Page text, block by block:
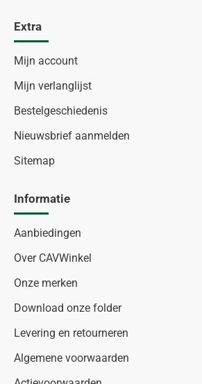
Extra
Mijn account
Mijn verlanglijst
Bestelgeschiedenis
Nieuwsbrief aanmelden
Sitemap
Informatie
Aanbiedingen
Over CAVWinkel
Onze merken
Download onze folder
Levering en retourneren
Algemene voorwaarden